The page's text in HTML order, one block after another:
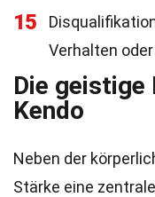
15
Verhalten
Die geistige
Kendo
Neben der
Stärke eine